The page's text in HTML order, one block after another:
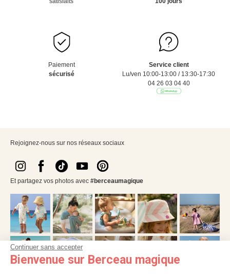
Continuer sans accepter
Bienvenue sur Berceau magique
Paiement
sécurisé
Service client
Lu/ven 10:00-13:00 / 13:30-17:30
04 26 03 04 40
Rejoignez-nous sur nos réseaux sociaux
Et partagez vos photos avec #berceaumagique